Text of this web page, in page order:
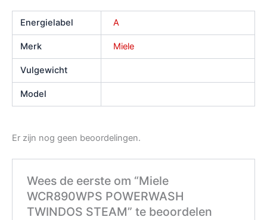
Energielabel A
Merk Miele
Vulgewicht
Model
Er zijn nog geen beoordelingen.
Wees de eerste om “Miele
WCR890WPS POWERWASH
TWINDOS STEAM” te beoordelen